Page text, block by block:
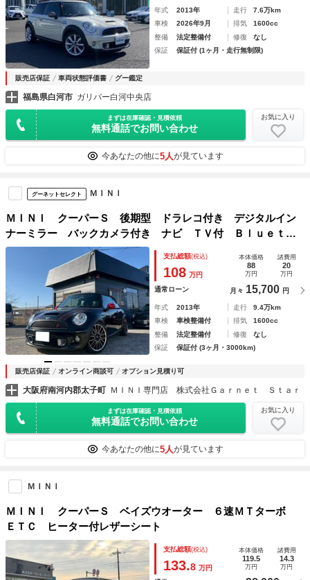
年式 2013年 走行
7.6万km
車検
2026年9月 排気
1600cc
整備
法定整備付 修復
なし
保証
保証付 (1ヶ月・走行無制限)
販売店保証 車両状態評価書 グー鑑定
福島県白河市 ガリバー白河中央店
まずは在庫確認・見積依頼
無料通話でお問い合わせ
お気に入り
今あなたの他に5人が見ています
グーネットセレクト ＭＩＮＩ
ＭＩＮＩ クーパーＳ 後期型 ドラレコ付き デジタルイン
ナーミラー バックカメラ付き ナビ ＴＶ付 Ｂｌｕｅｔｏ
ｏｔｈ対応 ＥＴＣ付き 車検整備付 修復歴無 正規ディー
支払総額(税込)
108 万円
本体価格
88
万円
諸費用
20
万円
通常ローン 月々 15,700 円
年式 2013年 走行
9.4万km
車検
車検整備付 排気
1600cc
整備
法定整備付 修復
なし
保証
保証付 (3ヶ月・3000km)
販売店保証 オンライン商談可 オプション見積り可
大阪府南河内郡太子町 ＭＩＮＩ専門店 株式会社Ｇａｒｎｅｔ Ｓｔａｒ
まずは在庫確認・見積依頼
無料通話でお問い合わせ
お気に入り
今あなたの他に5人が見ています
ＭＩＮＩ
ＭＩＮＩ クーパーＳ ベイズウオーター ６速ＭＴターボ
ＥＴＣ ヒーター付レザーシート
支払総額(税込)
133.8 万円
本体価格
119.5
万円
諸費用
14.3
万円